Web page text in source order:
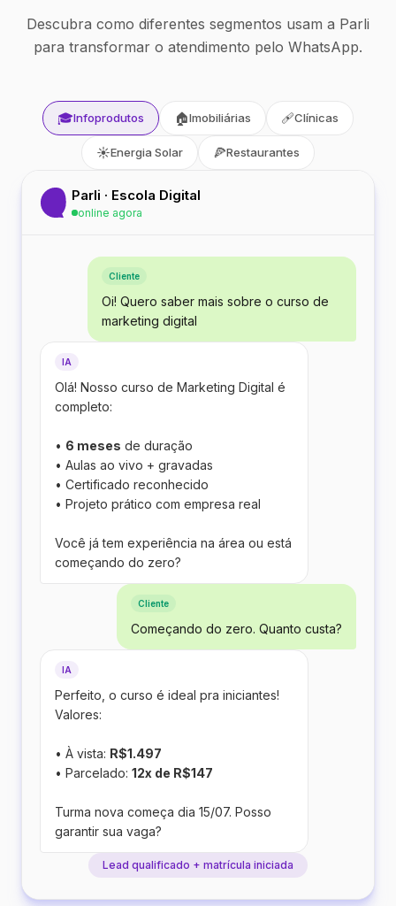
Descubra como diferentes segmentos usam a Parli
para transformar o atendimento pelo WhatsApp.
🎓Infoprodutos 🏠Imobiliárias 🩹Clínicas
☀️Energia Solar 🍕Restaurantes
Parli · Escola Digital
online agora
Cliente
Oi! Quero saber mais sobre o curso de
marketing digital
IA
Olá! Nosso curso de Marketing Digital é
completo:
• 6 meses de duração
• Aulas ao vivo + gravadas
• Certificado reconhecido
• Projeto prático com empresa real
Você já tem experiência na área ou está
começando do zero?
Cliente
Começando do zero. Quanto custa?
IA
Perfeito, o curso é ideal pra iniciantes!
Valores:
• À vista: R$1.497
• Parcelado: 12x de R$147
Turma nova começa dia 15/07. Posso
garantir sua vaga?
Lead qualificado + matrícula iniciada